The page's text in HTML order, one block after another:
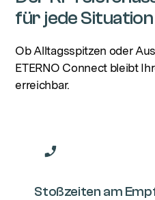
für jede
Ob Alltagsspitzen oder
ETERNO Connect bleibt
erreichbar.
Stoßzeiten am